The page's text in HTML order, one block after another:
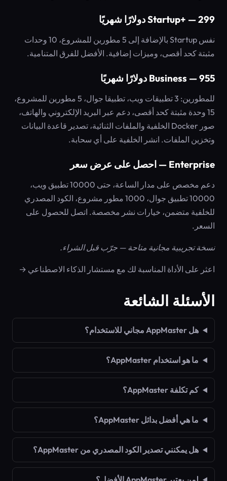
Startup+ — 299 دولارًا شهريًا
نفس Startup بالإضافة إلى 5 مطورين للمشروع، 10 وحدات
مثبتة كحد أقصى، وميزات إضافية. الأفضل للفرق المتنامية.
Business — 955 دولارًا شهريًا
للمطورين: 3 تطبيقات ويب، تطبيقا جوال، 5 مطورين للمشروع،
15 وحدة مثبتة كحد أقصى، دعم عبر البريد الإلكتروني والهاتف،
صور Docker الخلفية والملفات الثنائية، تصدير قاعدة البيانات
وتخزين الملفات. انشر الخلفية على أي سحابة.
Enterprise — احصل على عرض سعر
دعم مخصص على مدار الساعة، حتى 10000 تطبيق ويب،
10000 تطبيق جوال، 1000 مطور مشروع، الكود المصدري
للخلفية متضمن، خيارات نشر مخصصة. اتصل للحصول على
السعر.
نسخة تجريبية مجانية متاحة — جرّب قبل الشراء.
اعثر على الأداة المناسبة لك مع مستشار الذكاء الاصطناعي →
الأسئلة الشائعة
هل AppMaster مجاني للاستخدام؟
ما هو استخدام AppMaster؟
كم تكلفة AppMaster؟
ما هي أفضل بدائل AppMaster؟
هل يمكنني تصدير الكود المصدري من AppMaster؟